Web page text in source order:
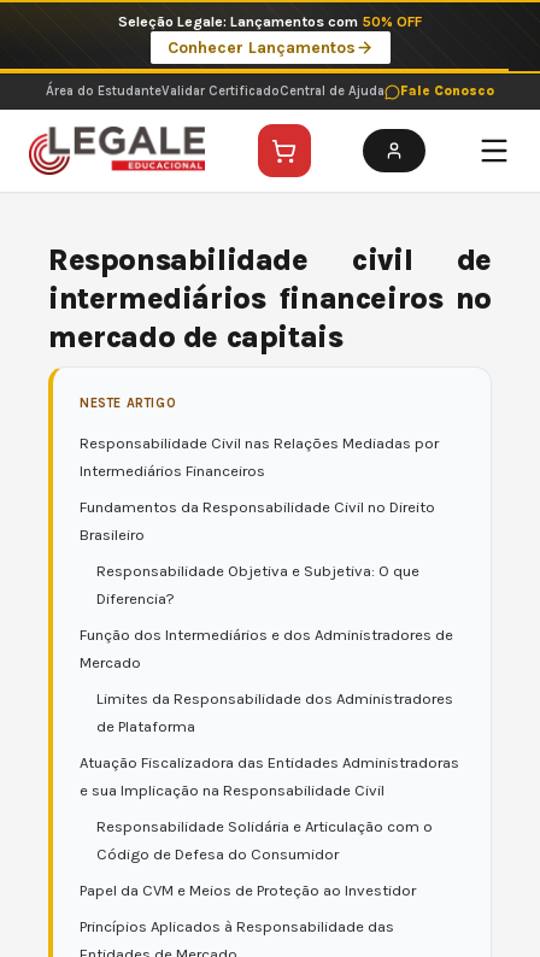
o
conteúdo
Imperdíveis no Pix: Pós Selecionadas a 199 reais no pix em parcela única
Ver ofertas
Área do EstudanteValidar CertificadoCentral de Ajuda Fale Conosco
Responsabilidade civil de
intermediários financeiros no
mercado de capitais
NESTE ARTIGO
Responsabilidade Civil nas Relações Mediadas por
Intermediários Financeiros
Fundamentos da Responsabilidade Civil no Direito
Brasileiro
Responsabilidade Objetiva e Subjetiva: O que
Diferencia?
Função dos Intermediários e dos Administradores de
Mercado
Limites da Responsabilidade dos Administradores
de Plataforma
Atuação Fiscalizadora das Entidades Administradoras
e sua Implicação na Responsabilidade Civil
Responsabilidade Solidária e Articulação com o
Código de Defesa do Consumidor
Papel da CVM e Meios de Proteção ao Investidor
Princípios Aplicados à Responsabilidade das